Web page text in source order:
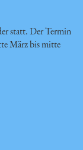
statt. Der Termin
März bis mitte